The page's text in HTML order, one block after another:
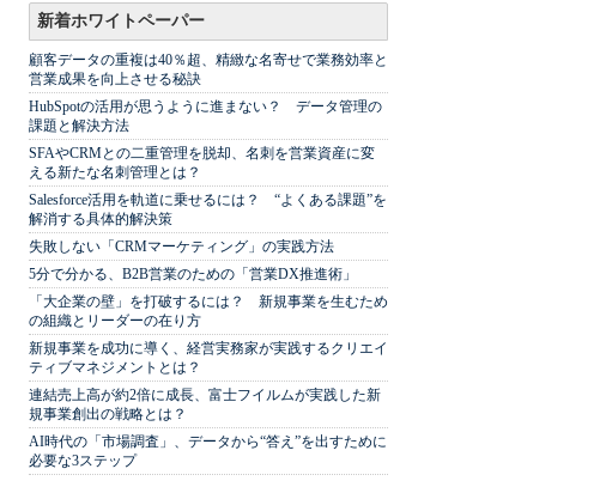
新着ホワイトペーパー
顧客データの重複は40％超、精緻な名寄せで業務効率と
営業成果を向上させる秘訣
HubSpotの活用が思うように進まない？ データ管理の
課題と解決方法
SFAやCRMとの二重管理を脱却、名刺を営業資産に変
える新たな名刺管理とは？
Salesforce活用を軌道に乗せるには？ “よくある課題”を
解消する具体的解決策
失敗しない「CRMマーケティング」の実践方法
5分で分かる、B2B営業のための「営業DX推進術」
「大企業の壁」を打破するには？ 新規事業を生むため
の組織とリーダーの在り方
新規事業を成功に導く、経営実務家が実践するクリエイ
ティブマネジメントとは？
連結売上高が約2倍に成長、富士フイルムが実践した新
規事業創出の戦略とは？
AI時代の「市場調査」、データから“答え”を出すために
必要な3ステップ